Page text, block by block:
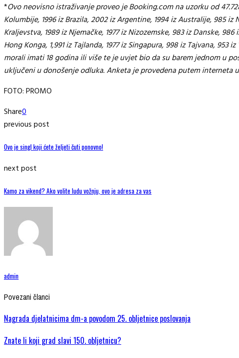
*Ovo neovisno istraživanje proveo je Booking.com na uzorku od
Kolumbije, 1996 iz Brazila, 2002 iz Argentine, 1994 iz Australije, 985 iz
Kraljevstva, 1989 iz Njemačke, 1977 iz Nizozemske, 983 iz Danske,
Hong Konga, 1,991 iz Tajlanda, 1977 iz Singapura, 998 iz Tajvana,
morali imati 18 godina ili više te je uvjet bio da su barem jednom u
uključeni u donošenje odluka. Anketa je provedena putem interneta
FOTO: PROMO
Share0
previous post
Ovo je singl koji ćete željeti čuti ponovno!
next post
Kamo za vikend? Ako volite ludu vožnju, ovo je adresa za vas
admin
Povezani članci
Nagrada djelatnicima dm-a povodom 25. obljetnice poslovanja
Znate li koji grad slavi 150. obljetnicu?